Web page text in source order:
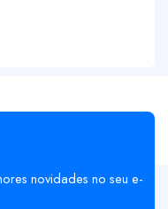
novidades no seu e-